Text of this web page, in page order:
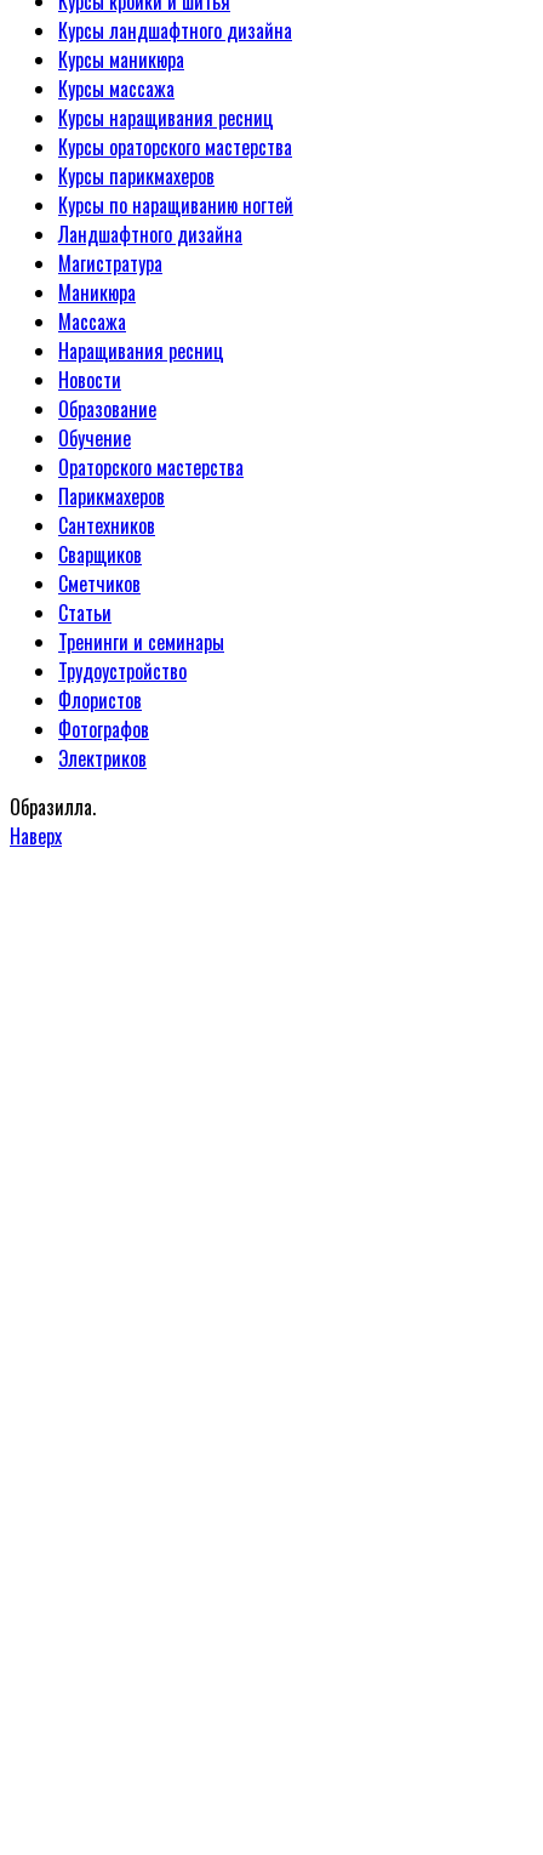
Курсы ландшафтного дизайна
Курсы маникюра
Курсы массажа
Курсы наращивания ресниц
Курсы ораторского мастерства
Курсы парикмахеров
Курсы по наращиванию ногтей
Ландшафтного дизайна
Магистратура
Маникюра
Массажа
Наращивания ресниц
Новости
Образование
Обучение
Ораторского мастерства
Парикмахеров
Сантехников
Сварщиков
Сметчиков
Статьи
Тренинги и семинары
Трудоустройство
Флористов
Фотографов
Электриков
Образилла.
Наверх